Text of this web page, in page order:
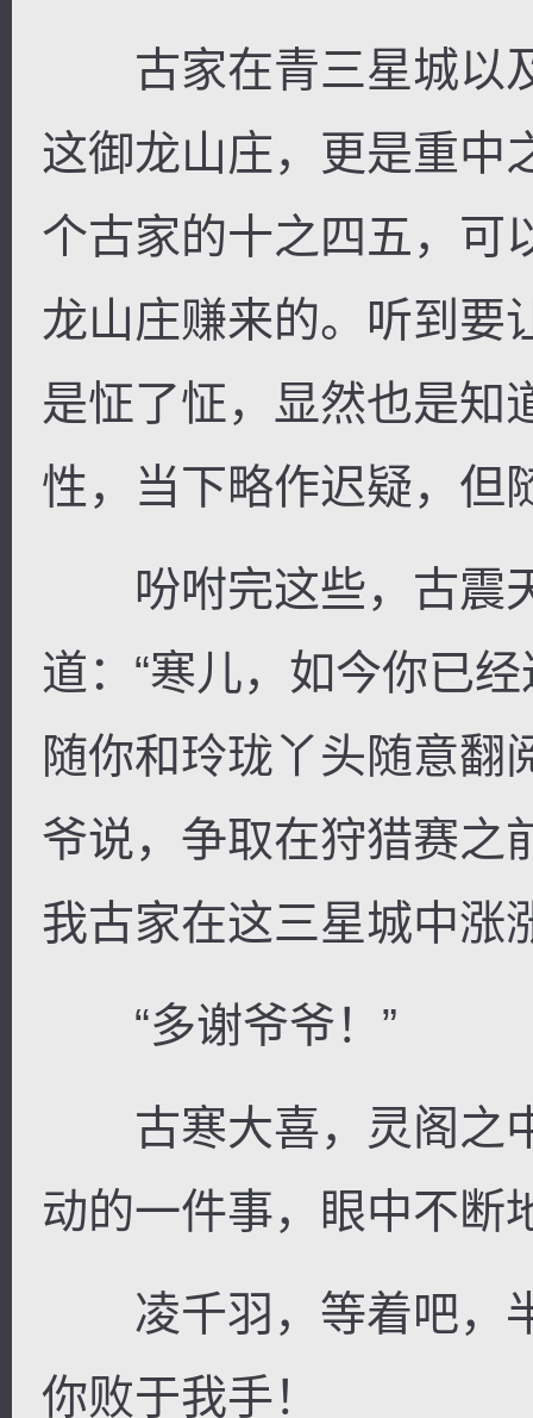
古家在青三星城以
这御龙山庄，更是重中
个古家的十之四五，可
龙山庄赚来的。听到要
是怔了怔，显然也是知
性，当下略作迟疑，但
吩咐完这些，古震
道：“寒儿，如今你已
随你和玲珑丫头随意翻
爷说，争取在狩猎赛之
我古家在这三星城中涨
“多谢爷爷！”
古寒大喜，灵阁之
动的一件事，眼中不断
凌千羽，等着吧，
你败于我手！